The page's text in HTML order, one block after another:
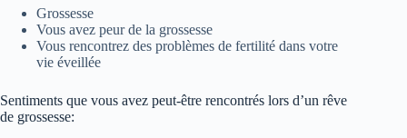
Grossesse
Vous avez peur de la grossesse
Vous rencontrez des problèmes de fertilité dans votre
vie éveillée
Sentiments que vous avez peut-être rencontrés lors d’un rêve
de grossesse: